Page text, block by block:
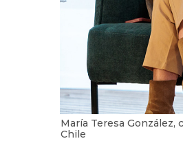
María Teresa
Chile